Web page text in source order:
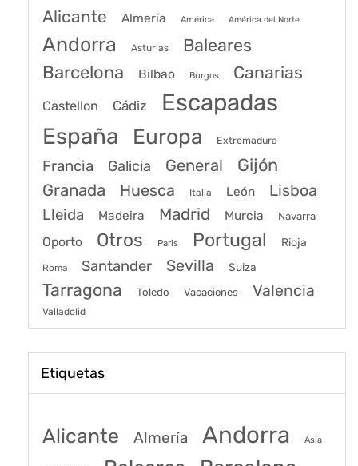
Alicante Almería América América del Norte
Andorra Asturias Baleares
Barcelona Bilbao Burgos Canarias
Castellon Cádiz Escapadas
España Europa Extremadura
Francia Galicia General Gijón
Granada Huesca Italia León Lisboa
Lleida Madeira Madrid Murcia Navarra
Oporto Otros Paris Portugal Rioja
Roma Santander Sevilla Suiza
Tarragona Toledo Vacaciones Valencia
Valladolid
Etiquetas
Alicante Almería Andorra Asia